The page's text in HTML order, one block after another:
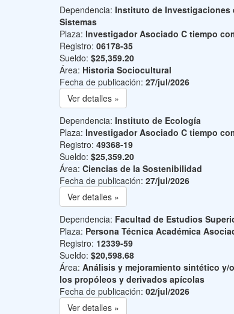
Dependencia: Instituto de Investigaciones
Sistemas
Plaza: Investigador Asociado C tiempo
Registro: 06178-35
Sueldo: $25,359.20
Área: Historia Sociocultural
Fecha de publicación: 27/jul/2026
Ver detalles »
Dependencia: Instituto de Ecología
Plaza: Investigador Asociado C tiempo
Registro: 49368-19
Sueldo: $25,359.20
Área: Ciencias de la Sostenibilidad
Fecha de publicación: 27/jul/2026
Ver detalles »
Dependencia: Facultad de Estudios
Plaza: Persona Técnica Académica
Registro: 12339-59
Sueldo: $20,598.68
Área: Análisis y mejoramiento sintético
los propóleos y derivados apícolas
Fecha de publicación: 02/jul/2026
Ver detalles »